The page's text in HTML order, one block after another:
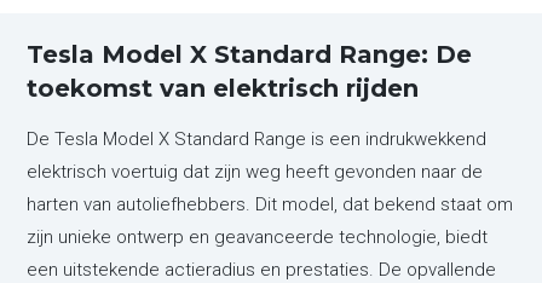
Tesla Model X Standard Range: De
toekomst van elektrisch rijden
De Tesla Model X Standard Range is een indrukwekkend
elektrisch voertuig dat zijn weg heeft gevonden naar de
harten van autoliefhebbers. Dit model, dat bekend staat om
zijn unieke ontwerp en geavanceerde technologie, biedt
een uitstekende actieradius en prestaties. De opvallende